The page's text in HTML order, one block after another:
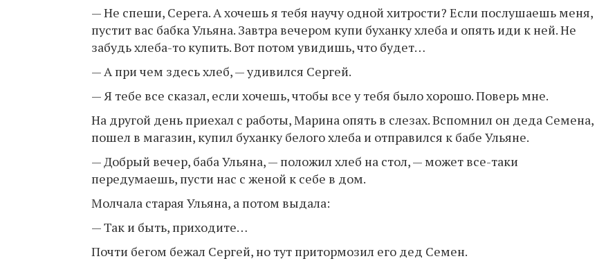
— Не спеши, Серега. А хочешь я тебя научу одной хитрости? Если послушаешь меня,
пустит вас бабка Ульяна. Завтра вечером купи буханку хлеба и опять иди к ней. Не
забудь хлеба-то купить. Вот потом увидишь, что будет…
— А при чем здесь хлеб, — удивился Сергей.
— Я тебе все сказал, если хочешь, чтобы все у тебя было хорошо. Поверь мне.
На другой день приехал с работы, Марина опять в слезах. Вспомнил он деда Семена,
пошел в магазин, купил буханку белого хлеба и отправился к бабе Ульяне.
— Добрый вечер, баба Ульяна, — положил хлеб на стол, — может все-таки
передумаешь, пусти нас с женой к себе в дом.
Молчала старая Ульяна, а потом выдала:
— Так и быть, приходите…
Почти бегом бежал Сергей, но тут притормозил его дед Семен.